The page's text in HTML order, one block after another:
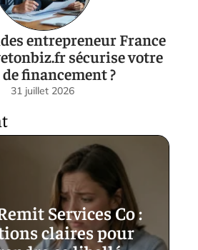
entrepreneur France
sécurise votre
financement ?
31 juillet 2026
Services Co :
claires pour